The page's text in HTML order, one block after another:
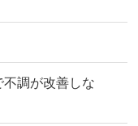
調が改善しな